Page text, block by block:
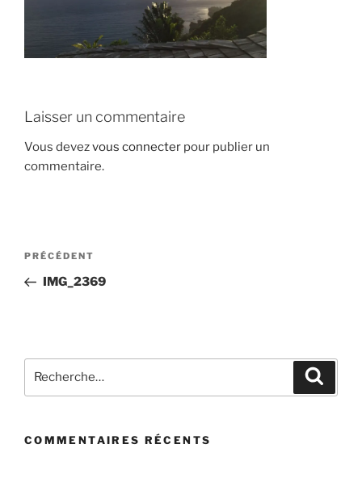
Laisser un commentaire
Vous devezvous connecter pour publier un
commentaire.
Navigation
l’article
Article
précédent
PRÉCÉDENT
IMG_2369
pour
COMMENTAIRES RÉCENTS